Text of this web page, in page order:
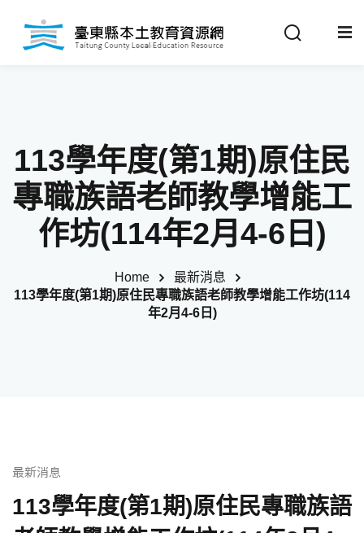
新消息
策法規
113學年度(第1期)原住民
專職族語老師教學增能工
作坊(114年2月4-6日)
Home
最新消息
113學年度(第1期)原住民專職族語老師教學增能工作坊(114
年2月4-6日)
最新消息
113學年度(第1期)原住民專職族語
Sign in Sign up
Remember me Lost your password?